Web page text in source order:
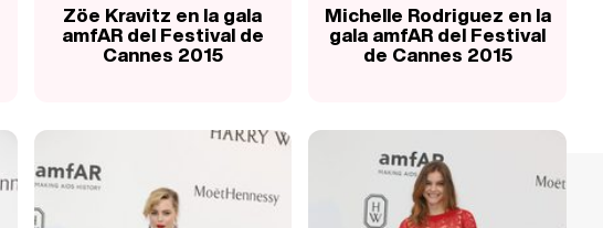
Zöe Kravitz en la gala
amfAR del Festival de
Cannes 2015
Michelle Rodriguez en la
gala amfAR del Festival
de Cannes 2015